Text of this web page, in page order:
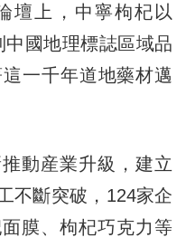
壇上，中寧枸杞以
國地理標誌區域品
一千年道地藥材邁
動産業升級，建立
不斷突破，124家企
膜、枸杞巧克力等